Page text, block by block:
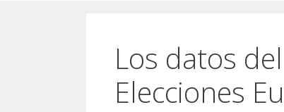
Los datos
Elecciones